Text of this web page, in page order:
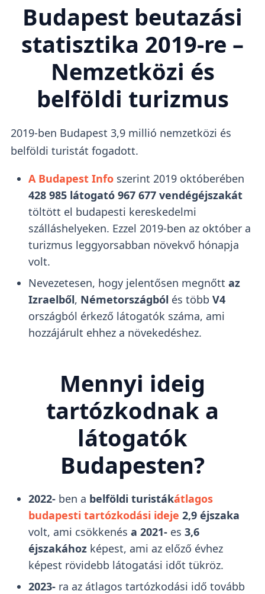
Budapest beutazási
statisztika 2019-re –
Nemzetközi és
belföldi turizmus
2019-ben Budapest 3,9 millió nemzetközi és
belföldi turistát fogadott.
A Budapest Infoszerint 2019 októberében
428 985 látogató 967 677 vendégéjszakát
töltött el budapesti kereskedelmi
szálláshelyeken. Ezzel 2019-ben az október a
turizmus leggyorsabban növekvő hónapja
volt.
Nevezetesen, hogy jelentősen megnőtt az
Izraelből, Németországból és több V4
országból érkező látogatók száma, ami
hozzájárult ehhez a növekedéshez.
Mennyi ideig
tartózkodnak a
látogatók
Budapesten?
2022-ben a belföldi turistákátlagos
budapesti tartózkodási ideje 2,9 éjszaka
volt, ami csökkenés a 2021-es 3,6
éjszakáhozképest, ami az előző évhez
képest rövidebb látogatási időt tükröz.
2023-ra az átlagos tartózkodási idő tovább